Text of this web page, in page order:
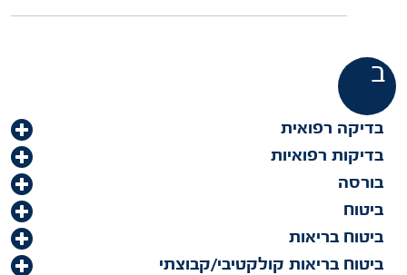
ב
בדיקה רפואית
בדיקות רפואיות
בורסה
ביטוח
ביטוח בריאות
ביטוח בריאות קולקטיבי/קבוצתי